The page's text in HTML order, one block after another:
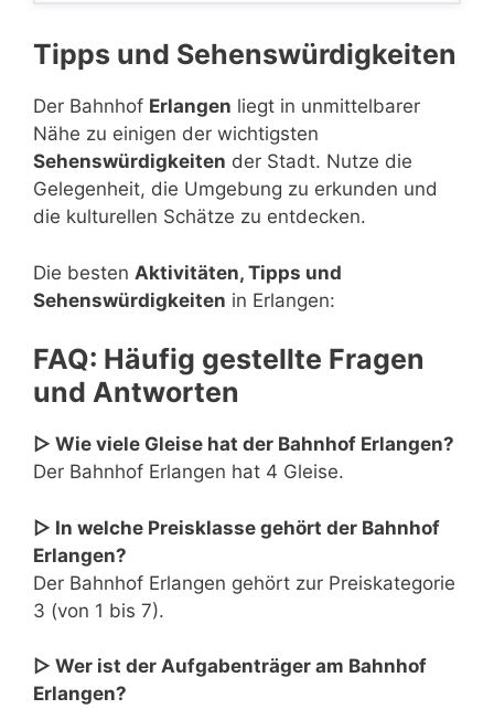
Tipps und Sehenswürdigkeiten
Der Bahnhof Erlangen liegt in unmittelbarer
Nähe zu einigen der wichtigsten
Sehenswürdigkeiten der Stadt. Nutze die
Gelegenheit, die Umgebung zu erkunden und
die kulturellen Schätze zu entdecken.
Die besten Aktivitäten, Tipps und
Sehenswürdigkeiten in Erlangen:
FAQ: Häufig gestellte Fragen
und Antworten
▷ Wie viele Gleise hat der Bahnhof Erlangen?
Der Bahnhof Erlangen hat 4 Gleise.
▷ In welche Preisklasse gehört der Bahnhof
Erlangen?
Der Bahnhof Erlangen gehört zur Preiskategorie
3 (von 1 bis 7).
▷ Wer ist der Aufgabenträger am Bahnhof
Erlangen?